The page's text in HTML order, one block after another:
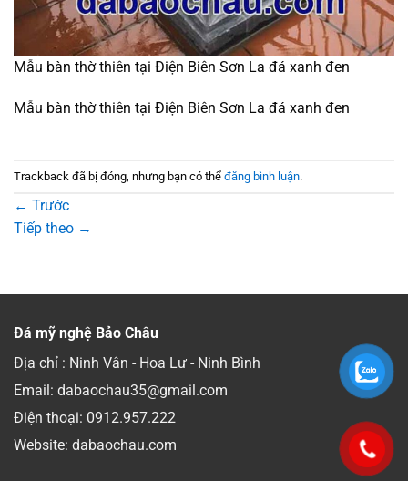
Mẫu bàn thờ thiên tại Điện Biên Sơn La đá xanh đen
Mẫu bàn thờ thiên tại Điện Biên Sơn La đá xanh đen
Trackback đã bị đóng, nhưng bạn có thể đăng bình luận.
← Trước
Tiếp theo →
Đá mỹ nghệ Bảo Châu
Địa chỉ : Ninh Vân - Hoa Lư - Ninh Bình
Email: dabaochau35@gmail.com
Điện thoại: 0912.957.222
Website: dabaochau.com